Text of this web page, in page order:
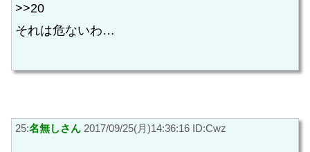
>>20
それは危ないわ…
25:名無しさん 2017/09/25(月)14:36:16 ID:Cwz